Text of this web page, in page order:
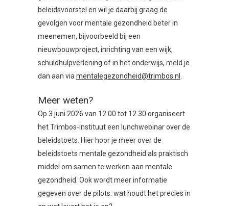
beleidsvoorstel en wil je daarbij graag de
gevolgen voor mentale gezondheid beter in
meenemen, bijvoorbeeld bij een
nieuwbouwproject, inrichting van een wijk,
schuldhulpverlening of in het onderwijs, meld je
dan aan viamentalegezondheid@trimbos.nl .
Meer weten?
Op 3 juni 2026 van 12.00 tot 12.30 organiseert
het Trimbos-instituut een lunchwebinar over de
beleidstoets. Hier hoor je meer over de
beleidstoets mentale gezondheid als praktisch
middel om samen te werken aan mentale
gezondheid. Ook wordt meer informatie
gegeven over de pilots: wat houdt het precies in